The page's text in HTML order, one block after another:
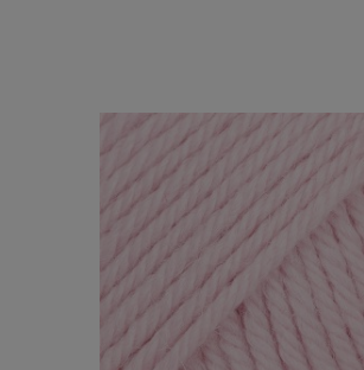
do koszyka